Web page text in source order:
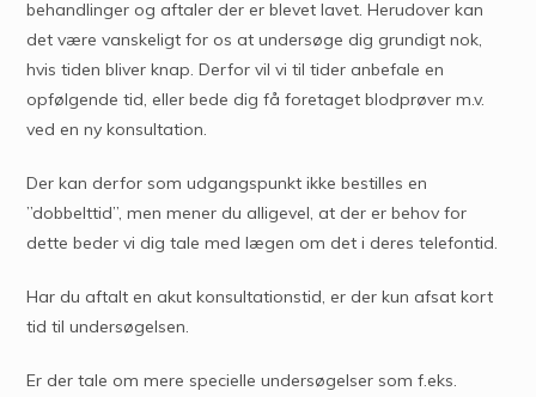
behandlinger og aftaler der er blevet lavet. Herudover kan
det være vanskeligt for os at undersøge dig grundigt nok,
hvis tiden bliver knap. Derfor vil vi til tider anbefale en
opfølgende tid, eller bede dig få foretaget blodprøver m.v.
ved en ny konsultation.
Der kan derfor som udgangspunkt ikke bestilles en
”dobbelttid”, men mener du alligevel, at der er behov for
dette beder vi dig tale med lægen om det i deres telefontid.
Har du aftalt en akut konsultationstid, er der kun afsat kort
tid til undersøgelsen.
Er der tale om mere specielle undersøgelser som f.eks.